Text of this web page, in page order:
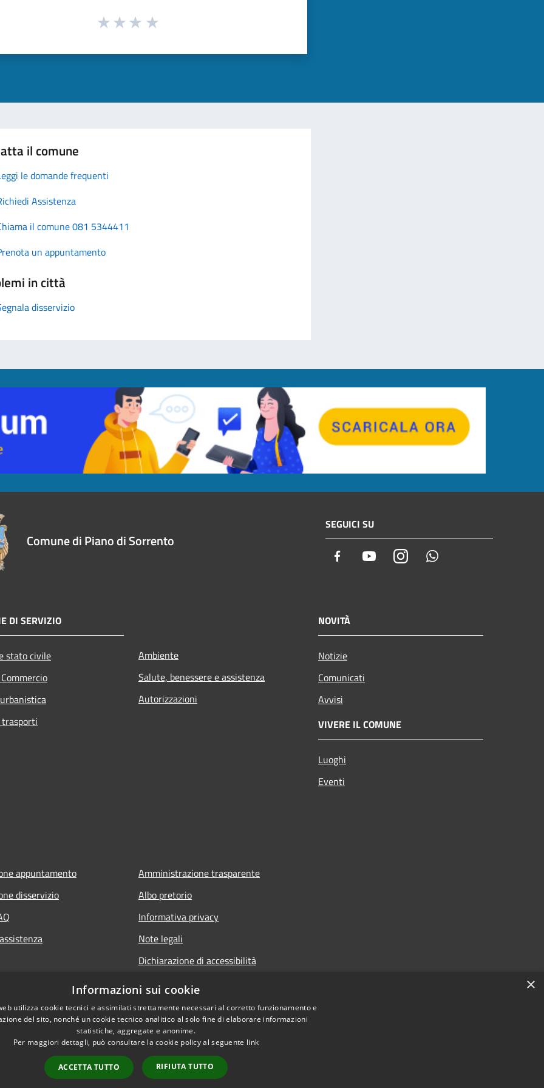
il comune
le domande frequenti
Assistenza
il comune 081 5344411
un appuntamento
in città
disservizio
Comune di Piano di Sorrento
SEGUICI SU
Facebook YoutubeInstagram
DI SERVIZIO
stato civile
Ambiente
Salute, benessere e assistenza
Autorizzazioni
NOVITÀ
Notizie
Comunicati
Avvisi
VIVERE IL COMUNE
Luoghi
Eventi
appuntamento
disservizio
Amministrazione trasparente
Albo pretorio
Informativa privacy
Note legali
Dichiarazione di accessibilità
Copyright © 2026 • Comune di Piano di Sorrento • Powered by
×
Informazioni sui cookie
utilizza cookie tecnici e assimilati strettamente necessari al corretto funzionamento e
del sito, nonché un cookie tecnico analitico al solo fine di elaborare informazioni
statistiche, aggregate e anonime.
Per maggiori dettagli, può consultare la cookie policy al seguente link
ACCETTA TUTTO RIFIUTA TUTTO